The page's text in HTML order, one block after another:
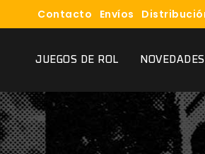
Contacto Envíos
JUEGOS DE ROL NOVEDADES